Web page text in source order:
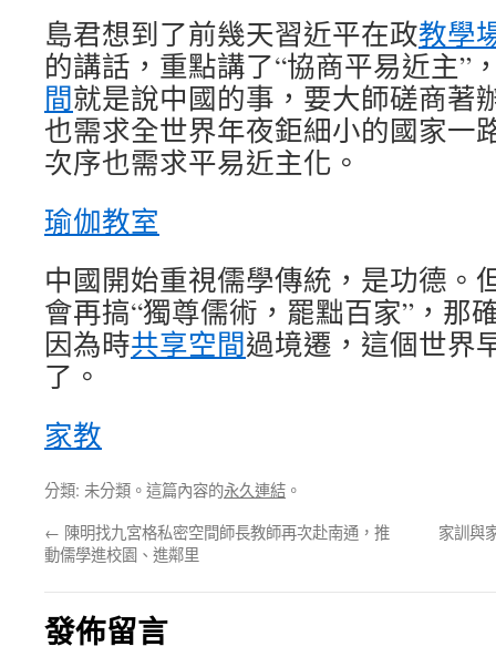
島君想到了前幾天習近平在政教學
的講話，重點講了“協商平易近主”
間就是說中國的事，要大師磋商著
也需求全世界年夜鉅細小的國家一
次序也需求平易近主化。
瑜伽教室
中國開始重視儒學傳統，是功德。
會再搞“獨尊儒術，罷黜百家”，那
因為時共享空間過境遷，這個世界
了。
家教
分類: 未分類。這篇內容的永久連結 。
← 陳明找九宮格私密空間師長教師再次赴南通，推
動儒學進校園、進鄰里
家訓與
發佈留言